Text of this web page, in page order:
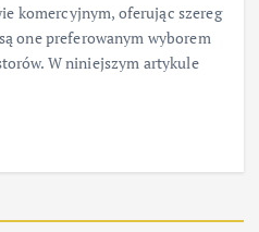
komercyjnym, oferując szereg
one preferowanym wyborem
W niniejszym artykule